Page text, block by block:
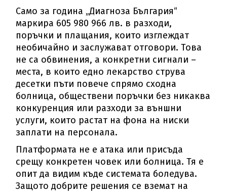
Само за година „Диагноза България“
маркира 605 980 966 лв. в разходи,
поръчки и плащания, които изглеждат
необичайно и заслужават отговори. Това
не са обвинения, а конкретни сигнали –
места, в които едно лекарство струва
десетки пъти повече спрямо сходна
болница, обществени поръчки без никаква
конкуренция или разходи за външни
услуги, които растат на фона на ниски
заплати на персонала.
Платформата не е атака или присъда
срещу конкретен човек или болница. Тя е
опит да видим къде системата боледува.
Защото добрите решения се вземат на